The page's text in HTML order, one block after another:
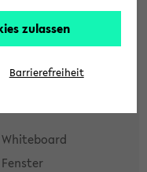
Whiteboard
Fenster
zulassen
Barrierefreiheit